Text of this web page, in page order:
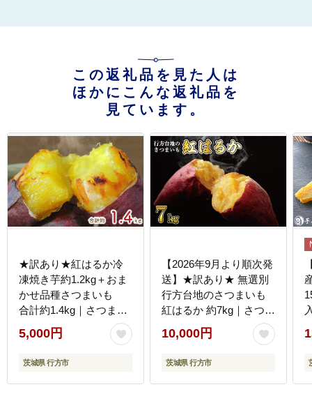
この返礼品を見た人は
ほかにこんな返礼品を
見ています。
★訳あり★紅はるか冷
凍焼き芋約1.2kg＋おま
かせ品種さつまいも
合計約1.4kg｜さつまい
も サツマイモ さつま芋
焼き芋 やきいも 冷凍 冷
凍焼き芋 訳あり 訳アリ
(EY-26)
5,000円
茨城県 行方市
【2026年9月より順次発
送】★訳あり★ 無選別
行方台地のさつまいも
紅はるか 約7kg｜さつま
いも 芋 サツマイモ 紅は
るか 訳あり わけあり 無
選別 先行予約 茨城県 行
10,000円
茨城県 行方市